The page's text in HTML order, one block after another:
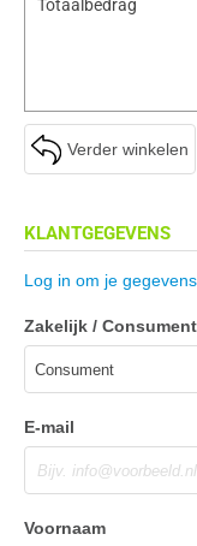
Verder winkelen
Totaalbedrag
KLANTGEGEVENS
Log in om je
Zakelijk / Consument
E-mail
Voornaam